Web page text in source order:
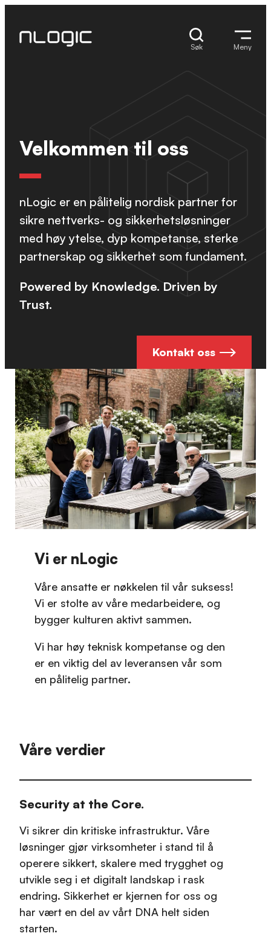
innhold
Søk Meny
Velkommen til oss
nLogic er en pålitelig nordisk partner for
sikre nettverks- og sikkerhetsløsninger
med høy ytelse, dyp kompetanse, sterke
partnerskap og sikkerhet som fundament.​
Powered by Knowledge. Driven by
Trust.​
Kontakt oss
Vi er nLogic
Våre ansatte er nøkkelen til vår suksess!
Vi er stolte av våre medarbeidere, og
bygger kulturen aktivt sammen.
Vi har høy teknisk kompetanse og den
er en viktig del av leveransen vår som
en pålitelig partner.
Våre verdier
Security at the Core.
Vi sikrer din kritiske infrastruktur. Våre
løsninger gjør virksomheter i stand til å
operere sikkert, skalere med trygghet og
utvikle seg i et digitalt landskap i rask
endring. Sikkerhet er kjernen for oss og
har vært en del av vårt DNA helt siden
starten.​